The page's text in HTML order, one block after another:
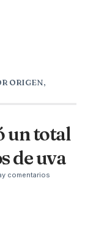
ORIGEN,
un total
de uva
comentarios